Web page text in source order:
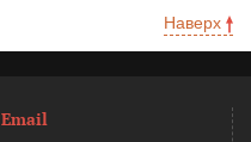
Наверх
Email